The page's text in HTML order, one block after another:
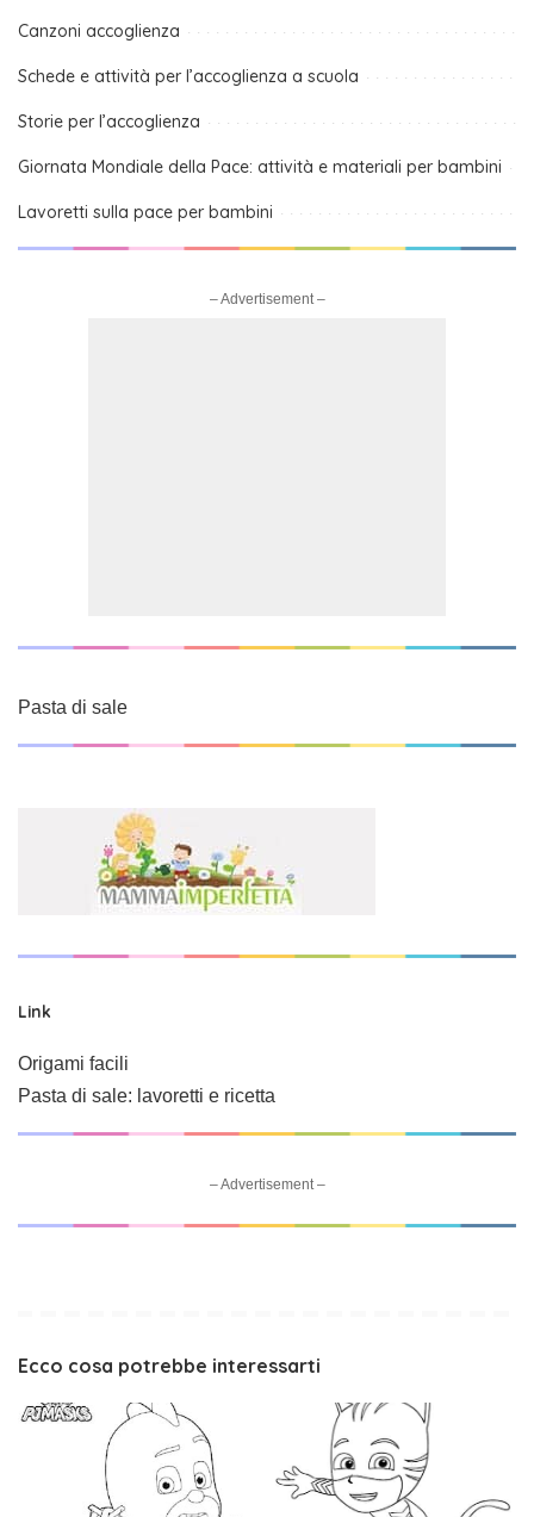
Canzoni accoglienza
Schede e attività per l’accoglienza a scuola
Storie per l’accoglienza
Giornata Mondiale della Pace: attività e materiali per bambini
Lavoretti sulla pace per bambini
– Advertisement –
Pasta di sale
Link
Origami facili
Pasta di sale: lavoretti e ricetta
– Advertisement –
Ecco cosa potrebbe interessarti